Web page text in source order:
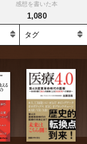
感想を書いた本
1,080